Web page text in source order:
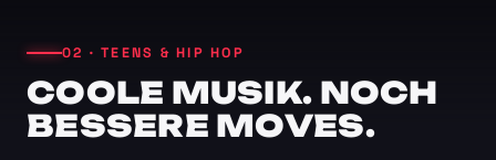
02 · TEENS & HIP HOP
COOLE MUSIK. NOCH
BESSERE MOVES.